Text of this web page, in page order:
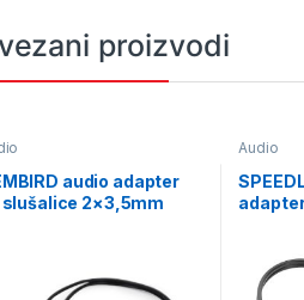
proizvodi
audio adapter
slušalice 2×3,5mm
Audio
PS5/
SL-